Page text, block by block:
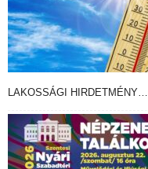
LAKOSSÁGI HIRDETMÉNY…